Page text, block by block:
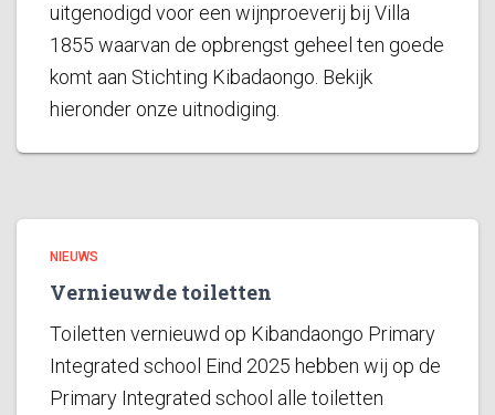
uitgenodigd voor een wijnproeverij bij Villa
1855 waarvan de opbrengst geheel ten goede
komt aan Stichting Kibadaongo. Bekijk
hieronder onze uitnodiging.
NIEUWS
Vernieuwde toiletten
Toiletten vernieuwd op Kibandaongo Primary
Integrated school Eind 2025 hebben wij op de
Primary Integrated school alle toiletten